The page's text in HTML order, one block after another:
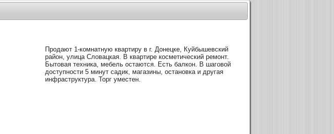
Продают 1-комнатную квартиру в г. Донецке, Куйбышевский
район, улица Словацкая. В квартире косметический ремонт.
Бытовая техника, мебель остаются. Есть балкон. В шаговой
доступности 5 минут садик, магазины, остановка и другая
инфраструктура. Торг уместен.